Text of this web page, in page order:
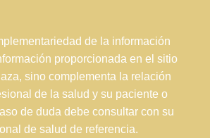
de la información
proporcionada en el sitio
sino complementa la relación
de la salud y su paciente o
de duda debe consultar con su
de salud de referencia.